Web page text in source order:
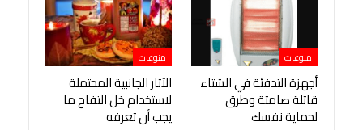
منوعات
أجهزة التدفئة في الشتاء
قاتلة صامتة وطرق
لحماية نفسك
منوعات
الآثار الجانبية المحتملة
لاستخدام خل التفاح ما
يجب أن تعرفه